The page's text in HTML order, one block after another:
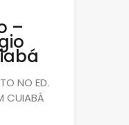
–
NO ED.
CUIABÁ